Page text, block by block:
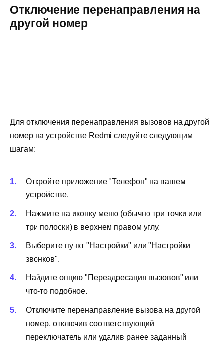
Отключение перенаправления на
другой номер
Для отключения перенаправления вызовов на другой
номер на устройстве Redmi следуйте следующим
шагам:
Откройте приложение "Телефон" на вашем
устройстве.
Нажмите на иконку меню (обычно три точки или
три полоски) в верхнем правом углу.
Выберите пункт "Настройки" или "Настройки
звонков".
Найдите опцию "Переадресация вызовов" или
что-то подобное.
Отключите перенаправление вызова на другой
номер, отключив соответствующий
переключатель или удалив ранее заданный